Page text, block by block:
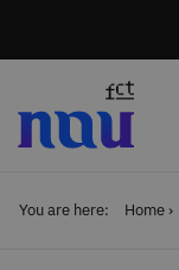
You are here: Home